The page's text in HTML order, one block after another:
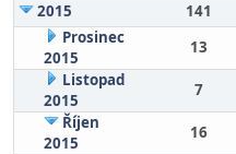
2015
141
Prosinec
2015
13
Listopad
2015
7
Říjen
2015
16